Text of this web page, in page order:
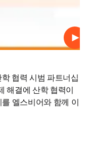
재생
협력 시범 파트너십
해결에 산학 협력이
엘스비어와 함께 이